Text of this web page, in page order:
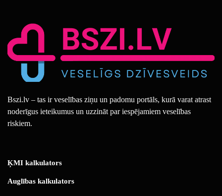
Bszi.lv – tas ir veselības ziņu un padomu portāls, kurā varat atrast
noderīgus ieteikumus un uzzināt par iespējamiem veselības
riskiem.
ĶMI kalkulators
Auglības kalkulators